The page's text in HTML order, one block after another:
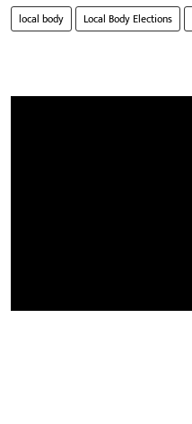
local body
Local Body Elections